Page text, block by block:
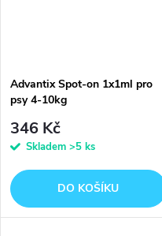
Advantix Spot-on 1x1ml pro
psy 4-10kg
346 Kč
Skladem >5 ks
DO KOŠÍKU